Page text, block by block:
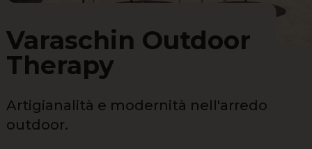
Varaschin Outdoor
Therapy
Artigianalità e modernità nell'arredo
outdoor.